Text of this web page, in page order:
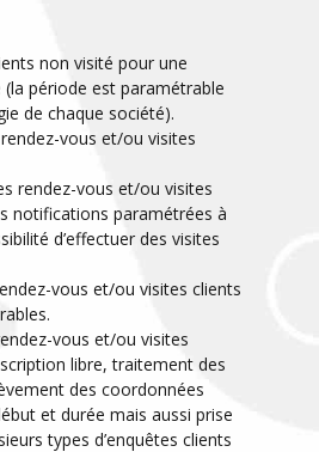
non visité pour une
période est paramétrable
de chaque société).
vous et/ou visites
rendez-vous et/ou visites
notifications paramétrées à
d’effectuer des visites
vous et/ou visites clients
vous et/ou visites
libre, traitement des
des coordonnées
et durée mais aussi prise
types d’enquêtes clients